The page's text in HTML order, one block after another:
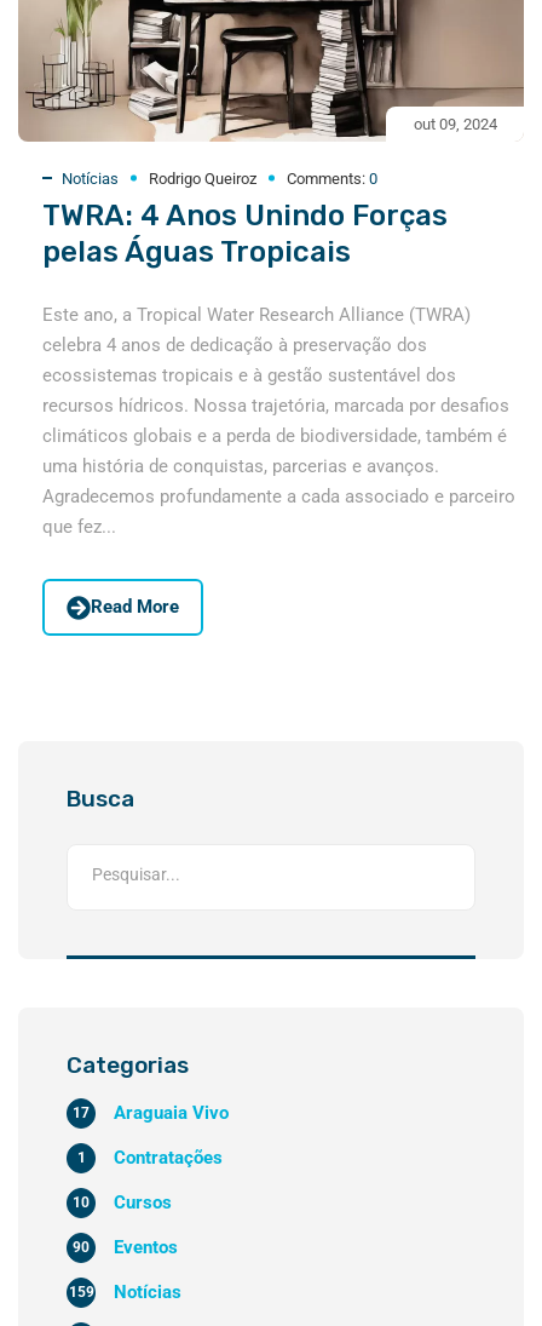
out 09, 2024
Notícias Rodrigo Queiroz Comments: 0
TWRA: 4 Anos Unindo Forças
pelas Águas Tropicais
Este ano, a Tropical Water Research Alliance (TWRA)
celebra 4 anos de dedicação à preservação dos
ecossistemas tropicais e à gestão sustentável dos
recursos hídricos. Nossa trajetória, marcada por desafios
climáticos globais e a perda de biodiversidade, também é
uma história de conquistas, parcerias e avanços.
Agradecemos profundamente a cada associado e parceiro
que fez...
Read More
Busca
Categorias
Araguaia Vivo
17
Contratações
1
Cursos
10
Eventos
90
Notícias
159